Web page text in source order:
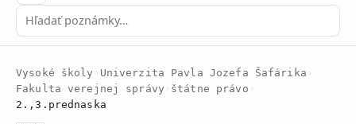
Vysoké školy › Univerzita Pavla Jozefa Šafárika ›
Fakulta verejnej správy › štátne právo ›
2.,3.prednaska